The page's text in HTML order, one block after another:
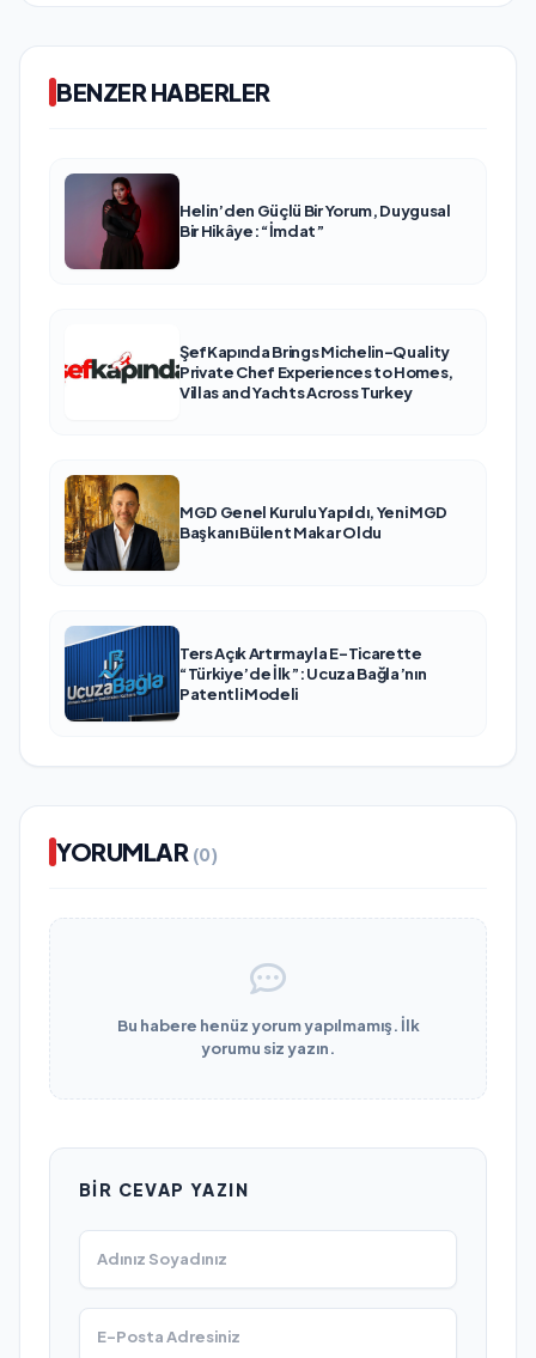
BENZER HABERLER
Helin’den Güçlü Bir Yorum, Duygusal
Bir Hikâye: “İmdat”
ŞefKapında Brings Michelin-Quality
Private Chef Experiences to Homes,
Villas and Yachts Across Turkey
MGD Genel Kurulu Yapıldı, Yeni MGD
Başkanı Bülent Makar Oldu
Ters Açık Artırmayla E-Ticarette
“Türkiye’de İlk”: Ucuza Bağla’nın
Patentli Modeli
YORUMLAR (0)
Bu habere henüz yorum yapılmamış. İlk
yorumu siz yazın.
BIR CEVAP YAZIN